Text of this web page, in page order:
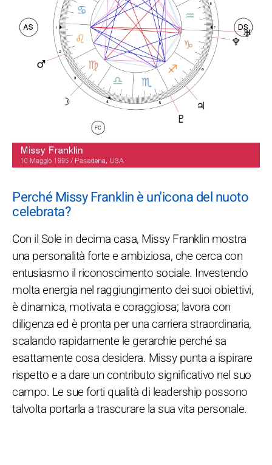
Perché Missy Franklin è un'icona del nuoto
celebrata?
Con il Sole in decima casa, Missy Franklin mostra
una personalità forte e ambiziosa, che cerca con
entusiasmo il riconoscimento sociale. Investendo
molta energia nel raggiungimento dei suoi obiettivi,
è dinamica, motivata e coraggiosa; lavora con
diligenza ed è pronta per una carriera straordinaria,
scalando rapidamente le gerarchie perché sa
esattamente cosa desidera. Missy punta a ispirare
rispetto e a dare un contributo significativo nel suo
campo. Le sue forti qualità di leadership possono
talvolta portarla a trascurare la sua vita personale.